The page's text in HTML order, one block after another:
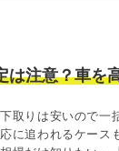
は注意？車を
取りは安いので一
に追われるケース